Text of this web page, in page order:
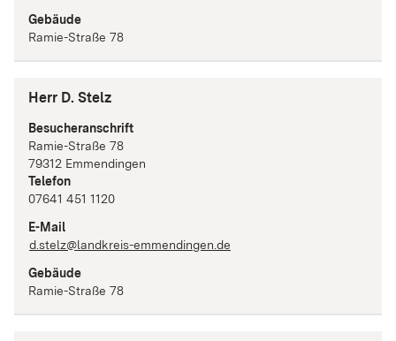
Gebäude
Ramie-Straße 78
Herr D. Stelz
Besucheranschrift
Ramie-Straße 78
79312 Emmendingen
Telefon
07641 451 1120
E-Mail
d.stelz@landkreis-emmendingen.de
Gebäude
Ramie-Straße 78